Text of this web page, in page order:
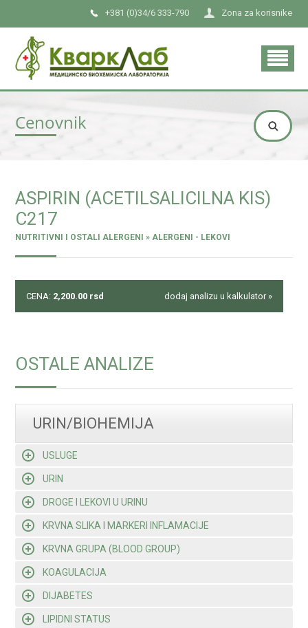
Zona za korisnike
+381 (0)34/6 333-790
Cenovnik
ASPIRIN (ACETILSALICILNA KIS)
C217
NUTRITIVNI I OSTALI ALERGENI » ALERGENI - LEKOVI
CENA: 2,200.00 rsd dodaj analizu u kalkulator »
OSTALE ANALIZE
URIN/BIOHEMIJA
USLUGE
URIN
DROGE I LEKOVI U URINU
KRVNA SLIKA I MARKERI INFLAMACIJE
KRVNA GRUPA (BLOOD GROUP)
KOAGULACIJA
DIJABETES
LIPIDNI STATUS